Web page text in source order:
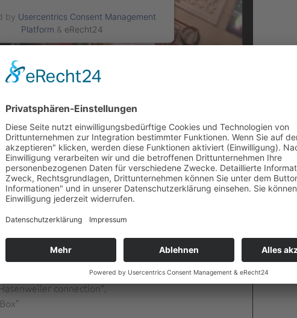
by Usercentrics Consent Management
Platform & eRecht24
Horse from Mirko Siakkou Flodin on Vimeo
Wien “Galerie Alte Schmiede”, Österreich
“Charité”
Memphis “Metal Museum”, USA
“Stein & Stahl”, “Metallbildcollagen”,
connection“,